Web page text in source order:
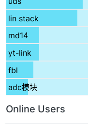
lin stack
md14
yt-link
fbl
adc模块
Online Users